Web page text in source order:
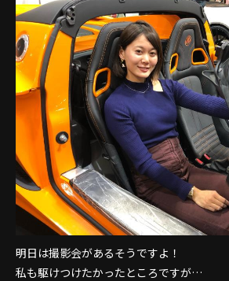
明日は撮影会があるそうですよ！
私も駆けつけたかったところですが…